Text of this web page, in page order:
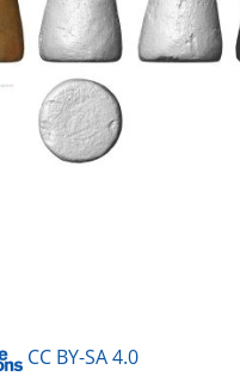
CC BY-SA 4.0